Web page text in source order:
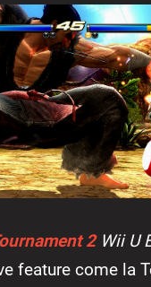
2Wii U
feature come la